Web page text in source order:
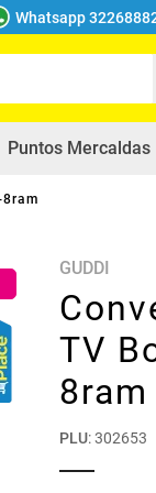
Whatsapp
Puntos Mercaldas
GUDDI
TV
8ram
PLU:302653